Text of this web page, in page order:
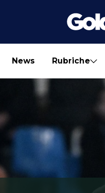
News Rubriche